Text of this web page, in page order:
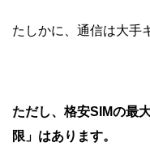
たしかに、通信は大手
ただし、格安SIMの最
限」はあります。